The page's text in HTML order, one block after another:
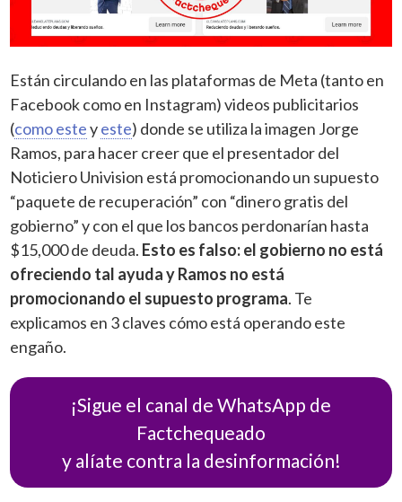
Están circulando en las plataformas de Meta (tanto en
Facebook como en Instagram) videos publicitarios
(como esteyeste) donde se utiliza la imagen Jorge
Ramos, para hacer creer que el presentador del
Noticiero Univision está promocionando un supuesto
“paquete de recuperación” con “dinero gratis del
gobierno” y con el que los bancos perdonarían hasta
$15,000 de deuda. Esto es falso: el gobierno no está
ofreciendo tal ayuda y Ramos no está
promocionando el supuesto programa. Te
explicamos en 3 claves cómo está operando este
engaño.
¡Sigue el canal de WhatsApp de
Factchequeado
y alíate contra la desinformación!